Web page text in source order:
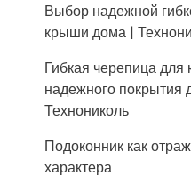
Выбор надежной
крыши дома |
Гибкая черепица
надежного покрытия
Технониколь
Подоконник как
характера